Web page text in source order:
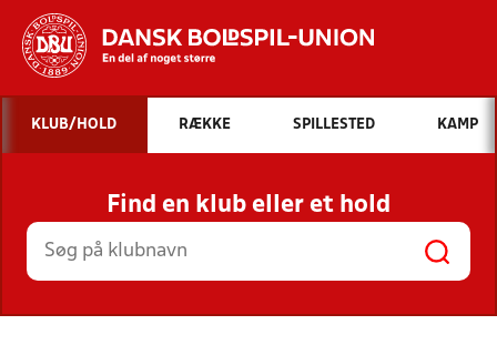
Hvad vil du søge efter?
INDHOLD OG NYHEDER
STILLINGER, RESULTATER, KLUBBER OG
HOLD
KLUB/HOLD RÆKKE SPILLESTED KAMP
Find en klub eller et hold